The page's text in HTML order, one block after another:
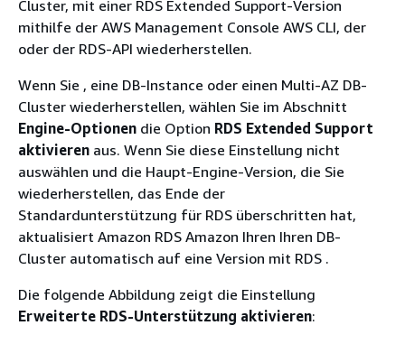
Cluster, mit einer RDS Extended Support-Version
mithilfe der AWS Management Console AWS CLI, der
oder der RDS-API wiederherstellen.
Wenn Sie , eine DB-Instance oder einen Multi-AZ DB-
Cluster wiederherstellen, wählen Sie im Abschnitt
Engine-Optionen die Option RDS Extended Support
aktivieren aus. Wenn Sie diese Einstellung nicht
auswählen und die Haupt-Engine-Version, die Sie
wiederherstellen, das Ende der
Standardunterstützung für RDS überschritten hat,
aktualisiert Amazon RDS Amazon Ihren Ihren DB-
Cluster automatisch auf eine Version mit RDS .
Die folgende Abbildung zeigt die Einstellung
Erweiterte RDS-Unterstützung aktivieren: